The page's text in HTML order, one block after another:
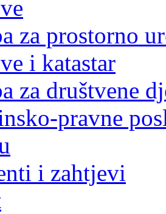
za prostorno
i katastar
za društvene
pravne
i zahtjevi